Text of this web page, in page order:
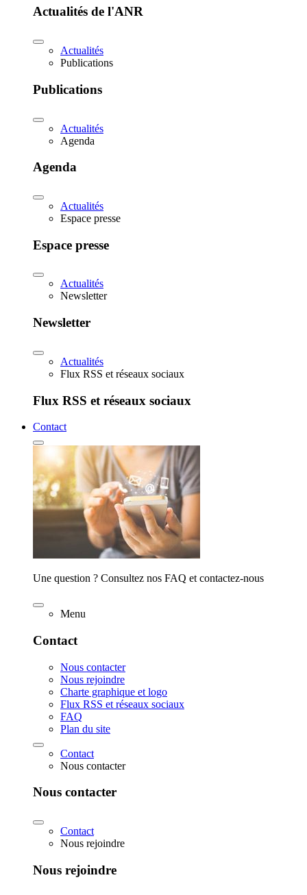
Actualités de l'ANR
Actualités
Publications
Publications
Actualités
Agenda
Agenda
Actualités
Espace presse
Espace presse
Actualités
Newsletter
Newsletter
Actualités
Flux RSS et réseaux sociaux
Flux RSS et réseaux sociaux
Contact
Une question ? Consultez nos FAQ et contactez-nous
Menu
Contact
Nous contacter
Nous rejoindre
Charte graphique et logo
Flux RSS et réseaux sociaux
FAQ
Plan du site
Contact
Nous contacter
Nous contacter
Contact
Nous rejoindre
Nous rejoindre